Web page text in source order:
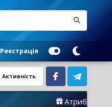
Реєстрація
Активність
Facebook Telegram
Атрибутика